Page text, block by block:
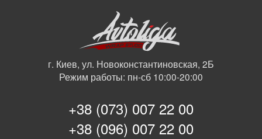
г. Киев, ул. Новоконстантиновская, 2Б
Режим работы: пн-сб 10:00-20:00
+38 (073) 007 22 00
+38 (096) 007 22 00